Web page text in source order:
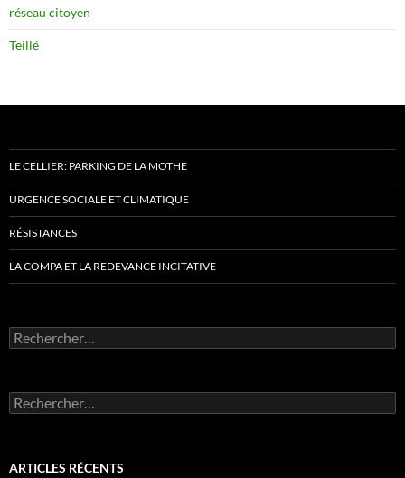
réseau citoyen
Teillé
LE CELLIER: PARKING DE LA MOTHE
URGENCE SOCIALE ET CLIMATIQUE
RÉSISTANCES
LA COMPA ET LA REDEVANCE INCITATIVE
Rechercher :
Rechercher :
ARTICLES RÉCENTS